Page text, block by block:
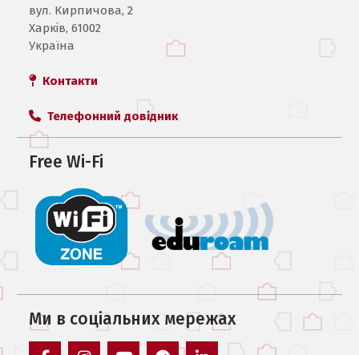
вул. Кирпичова, 2
Харків, 61002
Україна
Контакти
Телефонний довідник
Free Wi-Fi
Ми в соцiальних мережах